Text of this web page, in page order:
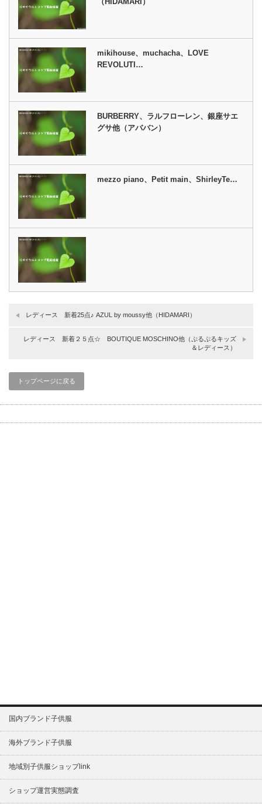
mikihouse、muchacha、LOVE
REVOLUTI…
BURBERRY、ラルフローレン、銀座サエ
グサ他（アババン）
mezzo piano、Petit main、ShirleyTe…
レディース 新着25点♪ AZUL by moussy他（HIDAMARI）
レディース 新着２５点☆ BOUTIQUE MOSCHINO他（ぷるぷるキッズ
＆レディース）
トップページに戻る
国内ブランド子供服
海外ブランド子供服
地域別子供服ショップlink
ショップ運営実態調査